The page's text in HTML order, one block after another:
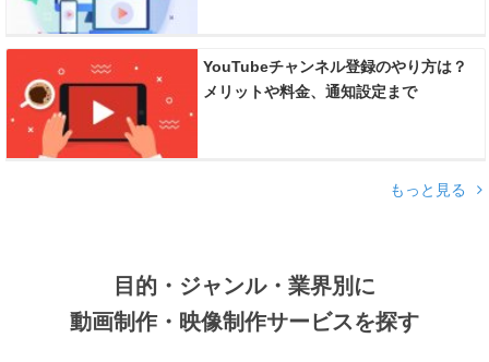
YouTubeチャンネル登録のやり方は？
メリットや料金、通知設定まで
もっと見る
目的・ジャンル・業界別に
動画制作・映像制作サービスを探す